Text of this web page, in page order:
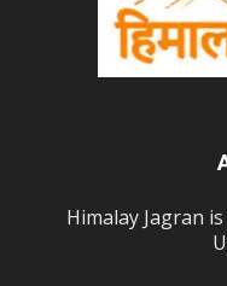
Himalay Jagran